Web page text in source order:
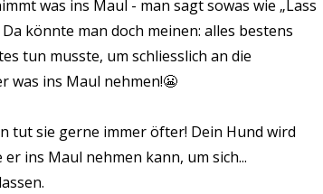
was ins Maul - man sagt sowas wie „Lass
könnte man doch meinen: alles bestens
tun musste, um schliesslich an die
was ins Maul nehmen!😬
tut sie gerne immer öfter! Dein Hund wird
ins Maul nehmen kann, um sich...